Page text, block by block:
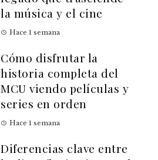
la música y el cine
Hace 1 semana
Cómo disfrutar la
historia completa del
MCU viendo películas y
series en orden
Hace 1 semana
Diferencias clave entre